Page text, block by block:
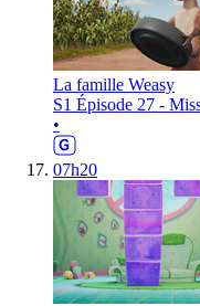
La famille Weasy
S1 Épisode 27 -
•
07h20